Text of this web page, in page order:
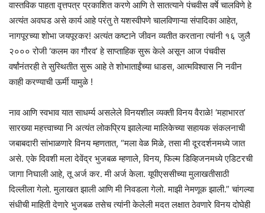
वास्तविक पाहता वृत्तपत्र प्रकाशित करणे आणि ते सातत्याने पंचवीस वर्षे चालविणे हे
अत्यंत अवघड असे कार्य आहे परंतु ते यशस्वीपणे चालविणाऱ्या संपादिका आहेत,
नागपूरच्या शोभा जयपूरकर! अत्यंत कष्टाने जीवन व्यतीत करताना त्यांनी १६ जुलै
२००० रोजी ‘कलम का गौरव’ हे साप्ताहिक सुरू केले असून आज पंचवीस
वर्षांनंतरही ते सुस्थितीत सुरू आहे ते शोभाताईंच्या धाडस, आत्मविश्वास नि नवीन
काही करण्याची ऊर्मी यामुळे !
नाव आणि स्वभाव यात साधर्म्य असलेले विनयशील व्यक्ती विनय वैराळे! ‘महाभारत’
सारख्या महत्त्वाच्या नि अत्यंत लोकप्रिय झालेल्या मालिकेच्या सहायक संकलनाची
जबाबदारी सांभाळणारे विनय म्हणतात, “मला वेळ मिळे, तसा मी दूरदर्शनमध्ये जात
असे. एके दिवशी मला देवेंद्र भुजबळ म्हणाले, विनय, फिल्म डिव्हिजनमध्ये एडिटरची
जागा निघाली आहे, तू अर्ज कर. मी अर्ज केला. यूपीएससीच्या मुलाखतीसाठी
दिल्लीला गेलो. मुलाखत झाली आणि मी निवडला गेलो. माझी नेमणूक झाली.” चांगल्या
संधीची माहिती देणारे भुजबळ तसेच त्यांनी केलेली मदत लक्षात ठेवणारे विनय दोघेही